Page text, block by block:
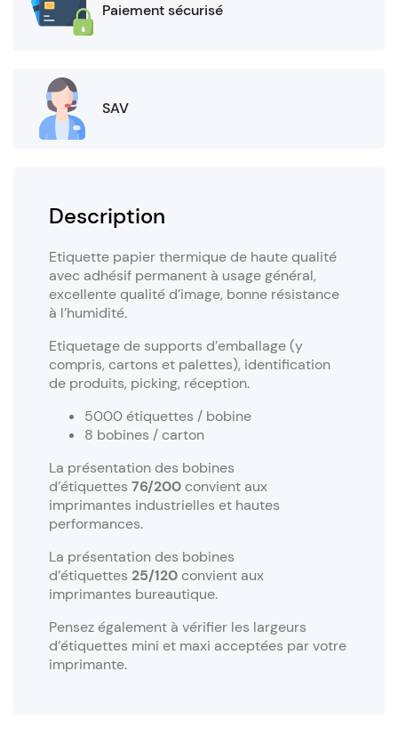
Paiement sécurisé
SAV
Description
Etiquette papier thermique de haute qualité
avec adhésif permanent à usage général,
excellente qualité d’image, bonne résistance
à l’humidité.
Etiquetage de supports d’emballage (y
compris, cartons et palettes), identification
de produits, picking, réception.
5000 étiquettes / bobine
8 bobines / carton
La présentation des bobines
d’étiquettes 76/200convient aux
imprimantes industrielles et hautes
performances.
La présentation des bobines
d’étiquettes 25/120convient aux
imprimantes bureautique.
Pensez également à vérifier les largeurs
d’étiquettes mini et maxi acceptées par votre
imprimante.